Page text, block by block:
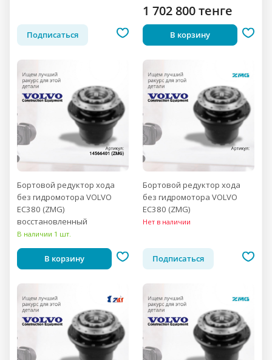
Подписаться
1 702 800 тенге
В корзину
Бортовой редуктор хода
без гидромотора VOLVO
EC380 (ZMG)
восстановленный
В наличии 1 шт.
В корзину
Бортовой редуктор хода
без гидромотора VOLVO
EC380 (ZMG)
Нет в наличии
Подписаться